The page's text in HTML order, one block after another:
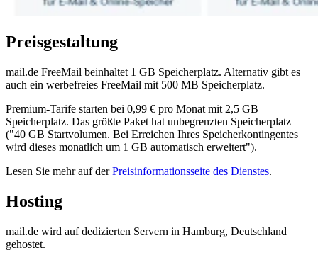
Preisgestaltung
mail.de FreeMail beinhaltet 1 GB Speicherplatz. Alternativ gibt es
auch ein werbefreies FreeMail mit 500 MB Speicherplatz.
Premium-Tarife starten bei 0,99 € pro Monat mit 2,5 GB
Speicherplatz. Das größte Paket hat unbegrenzten Speicherplatz
("40 GB Startvolumen. Bei Erreichen Ihres Speicherkontingentes
wird dieses monatlich um 1 GB automatisch erweitert").
Lesen Sie mehr auf derPreisinformationsseite des Dienstes.
Hosting
mail.de wird auf dedizierten Servern in Hamburg, Deutschland
gehostet.